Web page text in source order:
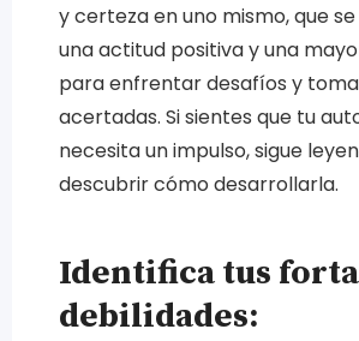
y certeza en uno mismo, que
una actitud positiva y una
para enfrentar desafíos y
acertadas. Si sientes que tu
necesita un impulso, sigue
descubrir cómo desarrollarla.
Identifica tus
debilidades: